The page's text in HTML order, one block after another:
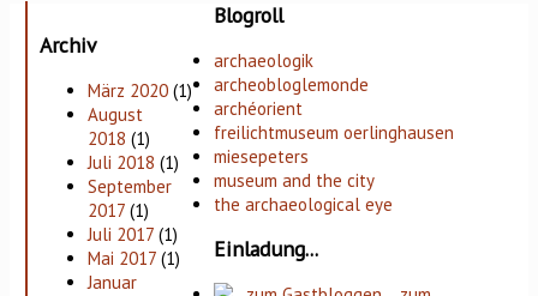
Archiv
März 2020 (1)
August
2018 (1)
Juli 2018 (1)
September
2017 (1)
Juli 2017 (1)
Mai 2017 (1)
Januar
Blogroll
archaeologik
archeobloglemonde
archéorient
freilichtmuseum oerlinghausen
miesepeters
museum and the city
the archaeological eye
Einladung...